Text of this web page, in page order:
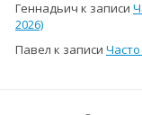
Геннадьич к записи
2026)
Павел к записи